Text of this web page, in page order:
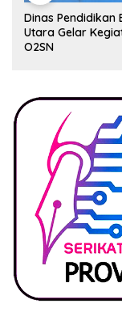
Dinas Pendidikan
Utara Gelar
O2SN